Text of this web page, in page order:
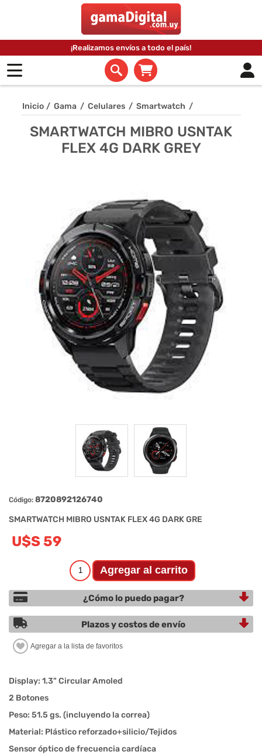
¡Realizamos envíos a todo el país!
Inicio / Gama / Celulares / Smartwatch /
SMARTWATCH MIBRO USNTAK
FLEX 4G DARK GREY
Código: 8720892126740
SMARTWATCH MIBRO USNTAK FLEX 4G DARK GRE
U$S 59
¿Cómo lo puedo pagar?
Plazos y costos de envío
Display: 1.3" Circular Amoled
2 Botones
Peso: 51.5 gs. (incluyendo la correa)
Material: Plástico reforzado+silicio/Tejidos
Sensor óptico de frecuencia cardíaca